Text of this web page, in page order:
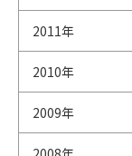
2011年
2010年
2009年